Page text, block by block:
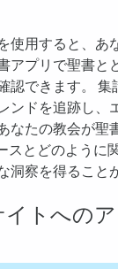
使用すると、あ
アプリで聖書と
認できます。 集
ンドを追跡し、
なたの教会が聖
スとどのように
洞察を得ること
トへの